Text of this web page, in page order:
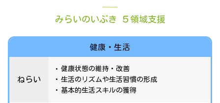
みらいのいぶき ５領域支援
健康・生活
ねらい
健康状態の維持・改善
生活のリズムや生活習慣の形成
基本的生活スキルの獲得